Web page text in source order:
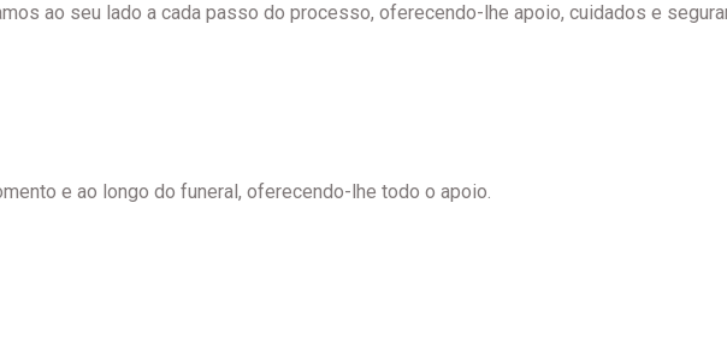
ao seu lado a cada passo do processo, oferecendo-lhe apoio, cuidados e
e ao longo do funeral, oferecendo-lhe todo o apoio.